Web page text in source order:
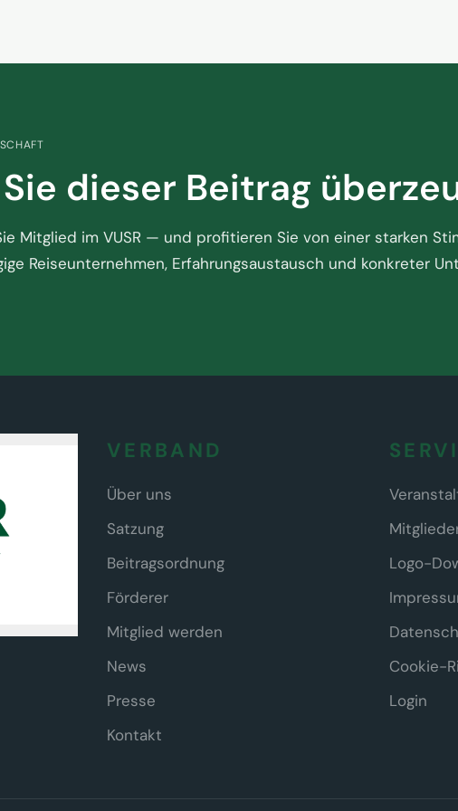
dieser Beitrag
Mitglied im VUSR — und profitieren Sie von einer starken
Reiseunternehmen, Erfahrungsaustausch und konkreter
VERBAND
Über uns
Satzung
Beitragsordnung
Förderer
Mitglied werden
News
Presse
Kontakt
Logo-
Cookie-
Login